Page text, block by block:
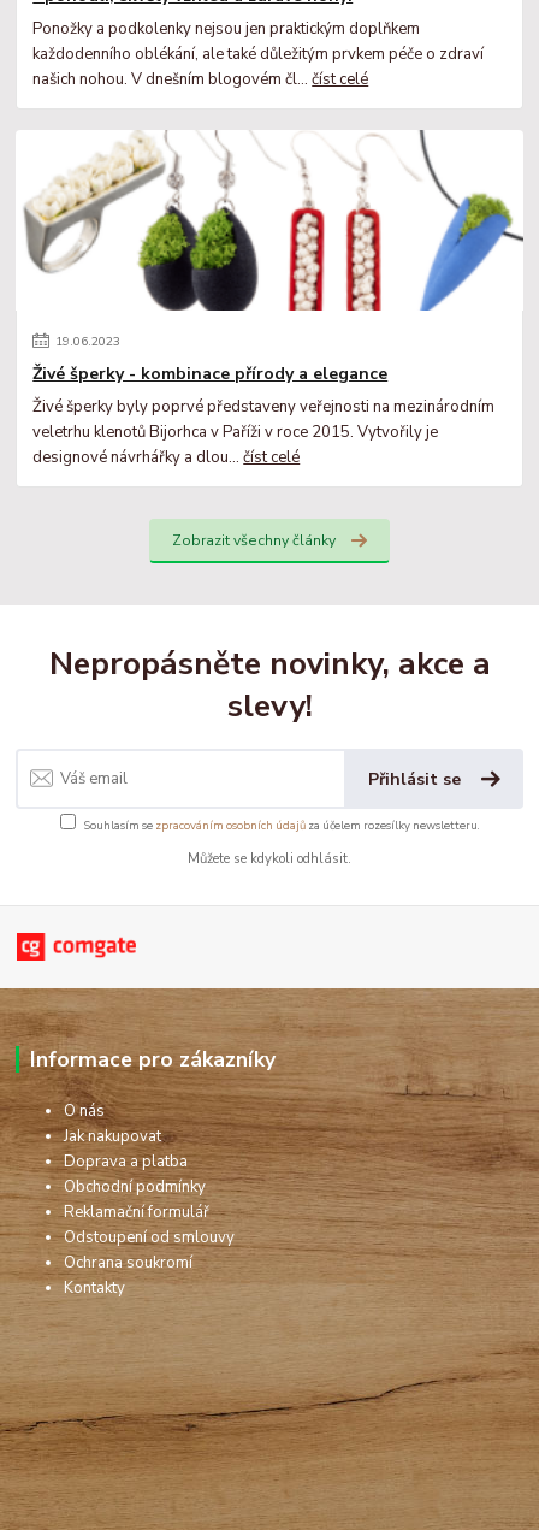
Ponožky a podkolenky nejsou jen praktickým doplňkem
každodenního oblékání, ale také důležitým prvkem péče o zdraví
našich nohou. V dnešním blogovém čl...číst celé
19.06.2023
Živé šperky - kombinace přírody a elegance
Živé šperky byly poprvé představeny veřejnosti na mezinárodním
veletrhu klenotů Bijorhca v Paříži v roce 2015. Vytvořily je
designové návrhářky a dlou...číst celé
Zobrazit všechny články
Nepropásněte novinky, akce a
slevy!
Přihlásit se
Souhlasím se zpracováním osobních údajůza účelem rozesílky newsletteru.
Můžete se kdykoli odhlásit.
Informace pro zákazníky
O nás
Jak nakupovat
Doprava a platba
Obchodní podmínky
Reklamační formulář
Odstoupení od smlouvy
Ochrana soukromí
Kontakty